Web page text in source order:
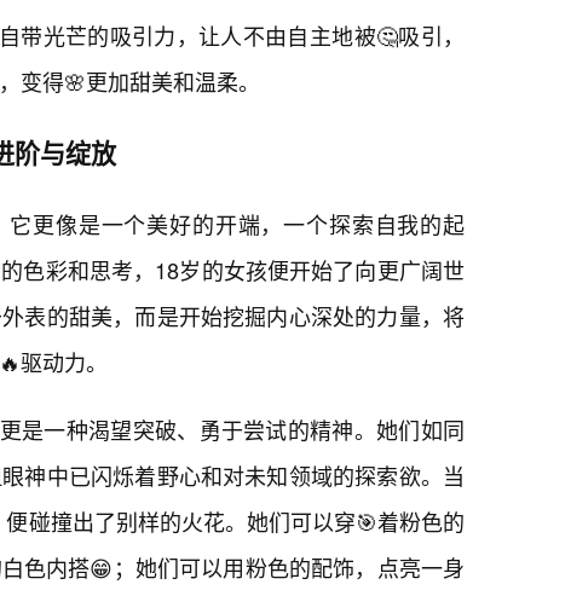
带光芒的吸引力，让人不由自主地被🤔吸引，
变得🌸更加甜美和温柔。
阶与绽放
它更像是一个美好的开端，一个探索自我的起
色彩和思考，18岁的女孩便开始了向更广阔世
表的甜美，而是开始挖掘内心深处的力量，将
驱动力。
是一种渴望突破、勇于尝试的精神。她们如同
神中已闪烁着野心和对未知领域的探索欲。当
便碰撞出了别样的火花。她们可以穿🎯着粉色的
色内搭😁；她们可以用粉色的配饰，点亮一身